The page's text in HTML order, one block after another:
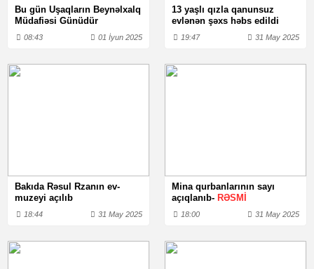
Bu gün Uşaqların Beynəlxalq
Müdafiəsi Günüdür
08:43 01 İyun 2025
13 yaşlı qızla qanunsuz
evlənən şəxs həbs edildi
19:47 31 May 2025
Bakıda Rəsul Rzanın ev-
muzeyi açılıb
18:44 31 May 2025
Mina qurbanlarının sayı
açıqlanıb- RƏSMİ
18:00 31 May 2025